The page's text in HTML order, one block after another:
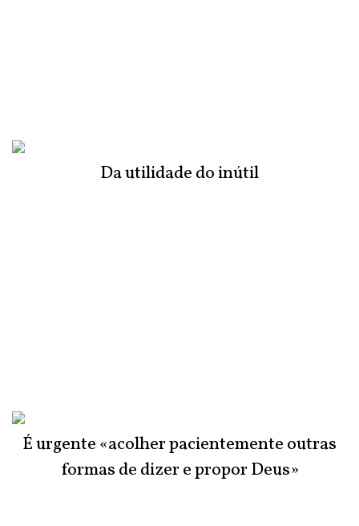
Da utilidade do inútil
É urgente «acolher pacientemente outras
formas de dizer e propor Deus»